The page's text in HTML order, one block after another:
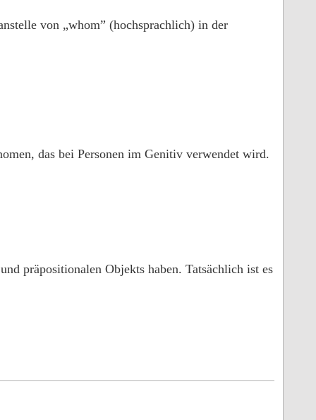
von „whom” (hochsprachlich) in der
das bei Personen im Genitiv verwendet wird.
präpositionalen Objekts haben. Tatsächlich ist es